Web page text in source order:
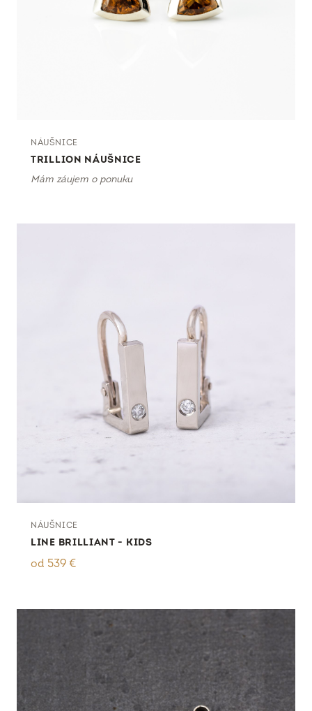
NÁUŠNICE
TRILLION NÁUŠNICE
Mám záujem o ponuku
NÁUŠNICE
LINE BRILLIANT - KIDS
od 539 €